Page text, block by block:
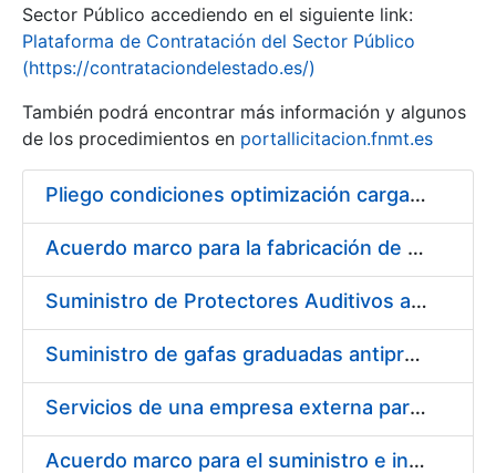
Show/Hide
Sector Público accediendo en el siguiente link:
Plataforma de Contratación del Sector Público
(https://contrataciondelestado.es/)
También podrá encontrar más información y algunos
de los procedimientos en portallicitacion.fnmt.es
Pliego condiciones optimización cargas compras firmado
Acuerdo marco para la fabricación de piezas
Suministro de Protectores Auditivos a medida para las personas trabajadoras de los Centros de Trabajo de Madrid y Burgos
Suministro de gafas graduadas antiproyecciones para los trabajadores de la FNMT-RCM en los centros de trabajo de Madrid y Burgos
Servicios de una empresa externa para el asesoramiento y resolución de los recursos de alzada que se presentan relacionados con procesos de selección para la FNMT-RCM
Acuerdo marco para el suministro e instalación de persianas, estores y otros complementos